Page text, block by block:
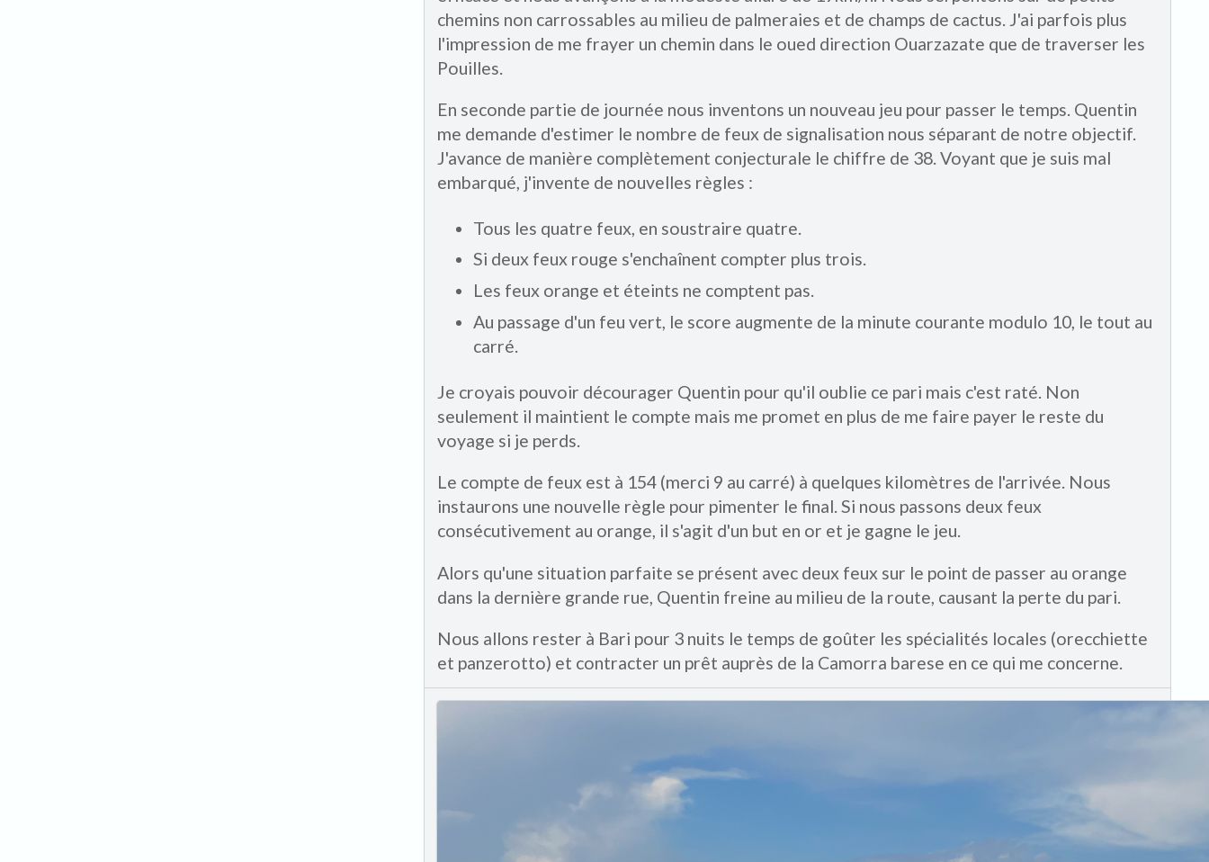
chemins non carrossables au milieu de palmeraies et de champs de cactus. J'ai parfois plus
l'impression de me frayer un chemin dans le oued direction Ouarzazate que de traverser les
Pouilles.
En seconde partie de journée nous inventons un nouveau jeu pour passer le temps. Quentin
me demande d'estimer le nombre de feux de signalisation nous séparant de notre objectif.
J'avance de manière complètement conjecturale le chiffre de 38. Voyant que je suis mal
embarqué, j'invente de nouvelles règles :
Tous les quatre feux, en soustraire quatre.
Si deux feux rouge s'enchaînent compter plus trois.
Les feux orange et éteints ne comptent pas.
Au passage d'un feu vert, le score augmente de la minute courante modulo 10, le tout au
carré.
Je croyais pouvoir décourager Quentin pour qu'il oublie ce pari mais c'est raté. Non
seulement il maintient le compte mais me promet en plus de me faire payer le reste du
voyage si je perds.
Le compte de feux est à 154 (merci 9 au carré) à quelques kilomètres de l'arrivée. Nous
instaurons une nouvelle règle pour pimenter le final. Si nous passons deux feux
consécutivement au orange, il s'agit d'un but en or et je gagne le jeu.
Alors qu'une situation parfaite se présent avec deux feux sur le point de passer au orange
dans la dernière grande rue, Quentin freine au milieu de la route, causant la perte du pari.
Nous allons rester à Bari pour 3 nuits le temps de goûter les spécialités locales (orecchiette
et panzerotto) et contracter un prêt auprès de la Camorra barese en ce qui me concerne.